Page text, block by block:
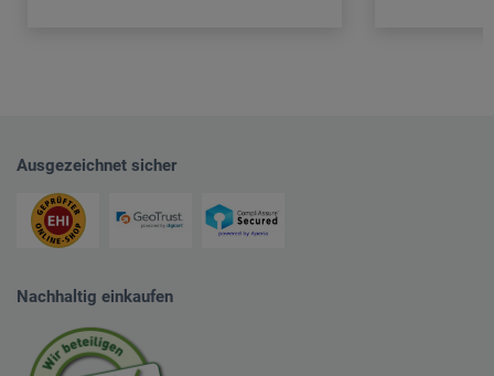
Ausgezeichnet sicher
Nachhaltig einkaufen